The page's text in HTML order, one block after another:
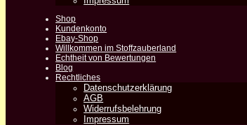
Shop
Kundenkonto
Ebay-Shop
Willkommen im Stoffzauberland
Echtheit von Bewertungen
Blog
Rechtliches
Datenschutzerklärung
AGB
Widerrufsbelehrung
Impressum